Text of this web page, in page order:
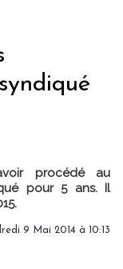
procédé au
pour 5 ans. Il
9 Mai 2014 à 10:13